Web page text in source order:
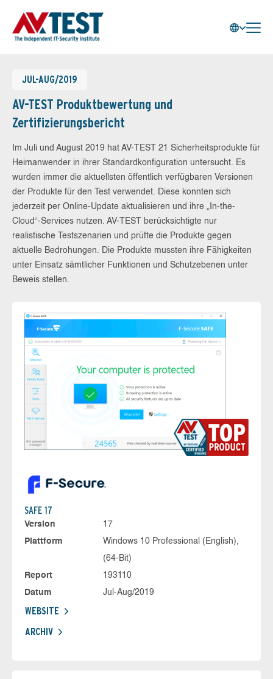
JUL-AUG/2019
AV-TEST Produktbewertung und
Zertifizierungsbericht
Im Juli und August 2019 hat AV-TEST 21 Sicherheitsprodukte für
Heimanwender in ihrer Standardkonfiguration untersucht. Es
wurden immer die aktuellsten öffentlich verfügbaren Versionen
der Produkte für den Test verwendet. Diese konnten sich
jederzeit per Online-Update aktualisieren und ihre „In-the-
Cloud“-Services nutzen. AV-TEST berücksichtigte nur
realistische Testszenarien und prüfte die Produkte gegen
aktuelle Bedrohungen. Die Produkte mussten ihre Fähigkeiten
unter Einsatz sämtlicher Funktionen und Schutzebenen unter
Beweis stellen.
SAFE 17
Version
17
Plattform
Windows 10 Professional (English),
(64-Bit)
Report
193110
Datum
Jul-Aug/2019
WEBSITE
ARCHIV